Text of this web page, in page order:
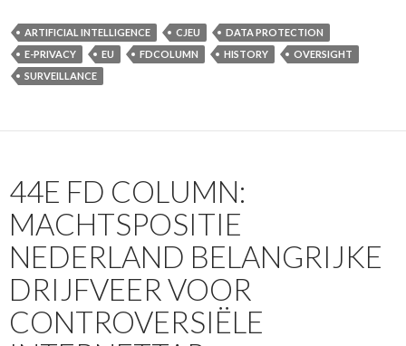
ARTIFICIAL INTELLIGENCE CJEU
DATA PROTECTION
E-PRIVACY
EU FDCOLUMN HISTORY
OVERSIGHT
SURVEILLANCE
44E FD COLUMN:
MACHTSPOSITIE
NEDERLAND BELANGRIJKE
DRIJFVEER VOOR
CONTROVERSIËLE